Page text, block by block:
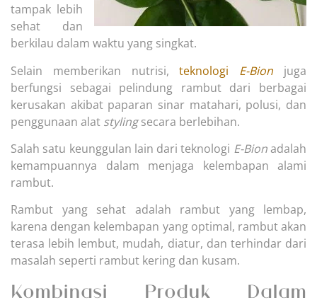
tampak lebih
sehat dan
berkilau dalam waktu yang singkat.
Selain memberikan nutrisi,teknologi E-Bion juga
berfungsi sebagai pelindung rambut dari berbagai
kerusakan akibat paparan sinar matahari, polusi, dan
penggunaan alat stylingsecara berlebihan.
Salah satu keunggulan lain dari teknologi E-Bionadalah
kemampuannya dalam menjaga kelembapan alami
rambut.
Rambut yang sehat adalah rambut yang lembap,
karena dengan kelembapan yang optimal, rambut akan
terasa lebih lembut, mudah, diatur, dan terhindar dari
masalah seperti rambut kering dan kusam.
Kombinasi Produk Dalam